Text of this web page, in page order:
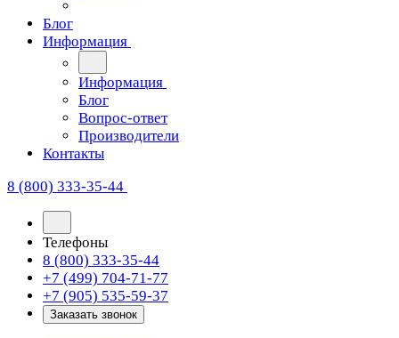
Блог
Информация
Информация
Блог
Вопрос-ответ
Производители
Контакты
8 (800) 333-35-44
Телефоны
8 (800) 333-35-44
+7 (499) 704-71-77
+7 (905) 535-59-37
Заказать звонок